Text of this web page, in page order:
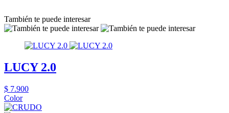
También te puede interesar
LUCY 2.0
$ 7.900
Color